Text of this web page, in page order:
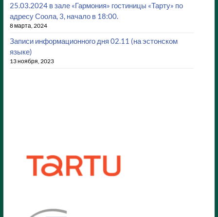
25.03.2024 в зале «Гармония» гостиницы «Тарту» по
адресу Соола, 3, начало в 18:00.
8 марта, 2024
Записи информационного дня 02.11 (на эстонском
языке)
13 ноября, 2023